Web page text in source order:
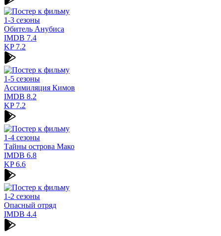
1-3 сезоны
Обитель Анубиса
IMDB 7.4
KP7.2
1-5 сезоны
Ассимиляция Кимов
IMDB 8.2
KP7.2
1-4 сезоны
Тайны острова Мако
IMDB 6.8
KP6.6
1-2 сезоны
Опасный отряд
IMDB 4.4